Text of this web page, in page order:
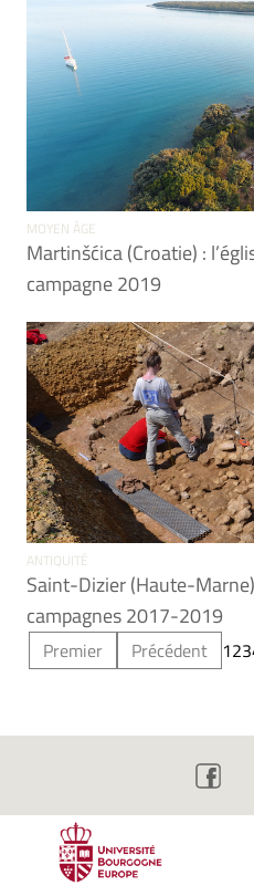
MOYEN ÂGE
Martinšćica (Croatie) :
campagne 2019
ANTIQUITÉ
Saint-Dizier (Haute-
campagnes 2017-2019
Premier Précédent 123